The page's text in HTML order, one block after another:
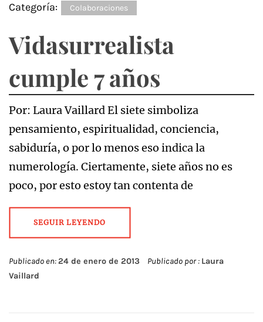
Categoría: Colaboraciones
Vidasurrealista
cumple 7 años
Por: Laura Vaillard El siete simboliza
pensamiento, espiritualidad, conciencia,
sabiduría, o por lo menos eso indica la
numerología. Ciertamente, siete años no es
poco, por esto estoy tan contenta de
SEGUIR LEYENDO
Publicado en:24 de enero de 2013 Publicado por : Laura
Vaillard